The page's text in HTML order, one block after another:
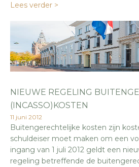
Lees verder >
NIEUWE REGELING
(INCASSO)KOSTEN
11 juni 2012
Buitengerechtelijke kosten zijn
schuldeiser moet maken om een
ingang van 1 juli 2012 geldt een
regeling betreffende de